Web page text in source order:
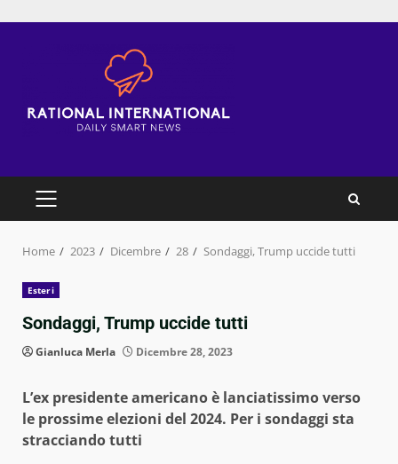
PRIMARY
Home 2023 Dicembre 28 Sondaggi, Trump uccide tutti
Esteri
Sondaggi, Trump uccide tutti
Gianluca Merla Dicembre 28, 2023
L’ex presidente americano è lanciatissimo verso
le prossime elezioni del 2024. Per i sondaggi sta
stracciando tutti